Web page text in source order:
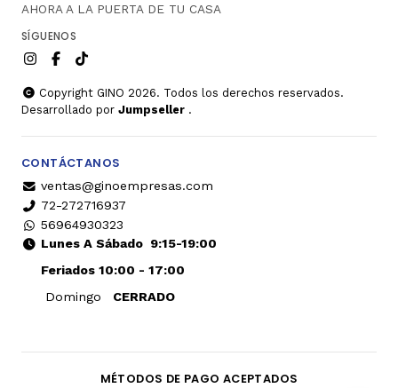
AHORA A LA PUERTA DE TU CASA
SÍGUENOS
Copyright GINO 2026. Todos los derechos reservados.
Desarrollado por Jumpseller .
CONTÁCTANOS
ventas@ginoempresas.com
72-272716937
56964930323
Lunes A Sábado9:15-19:00
Feriados 10:00 - 17:00
Domingo
CERRADO
MÉTODOS DE PAGO ACEPTADOS